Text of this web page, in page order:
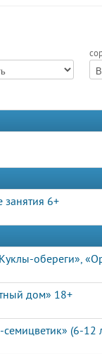
занятия 6+
обереги»,
дом» 18+
(6-12